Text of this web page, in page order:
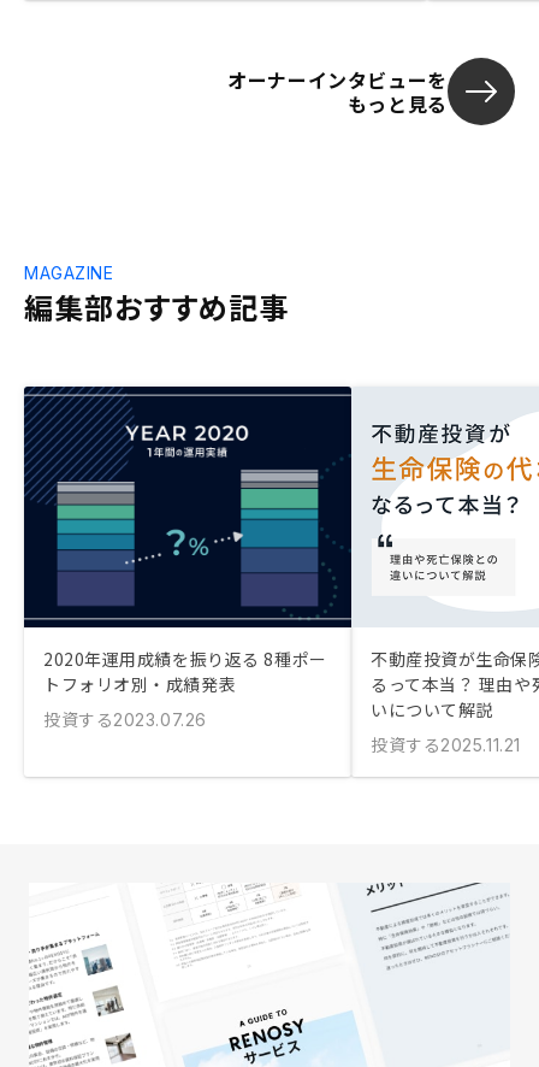
オーナーインタビューを
もっと見る
編集部おすすめ記事
MAGAZINE
2020年運用成績を振り返る 8種ポー
トフォリオ別・成績発表
投資する2023.07.26
不動産投資が生命保
るって本当？ 理由
いについて解説
投資する2025.11.21